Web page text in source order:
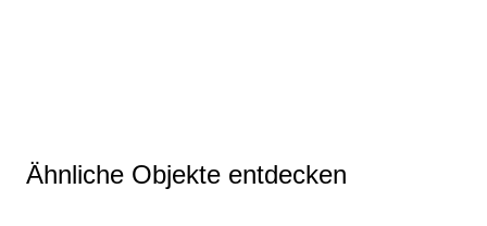
Ähnliche Objekte entdecken